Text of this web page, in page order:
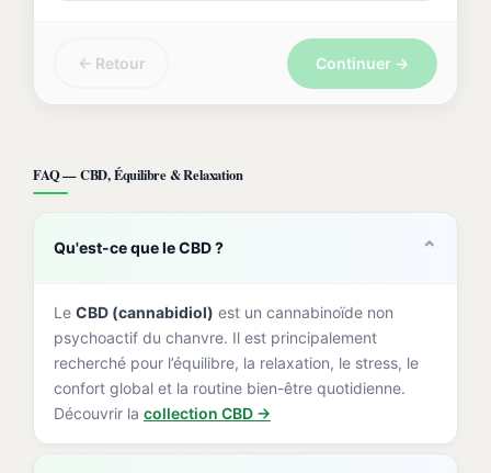
← Retour Continuer →
FAQ — CBD, Équilibre & Relaxation
Qu'est-ce que le CBD ? ⌄
Le CBD (cannabidiol) est un cannabinoïde non
psychoactif du chanvre. Il est principalement
recherché pour l’équilibre, la relaxation, le stress, le
confort global et la routine bien-être quotidienne.
Découvrir la collection CBD →